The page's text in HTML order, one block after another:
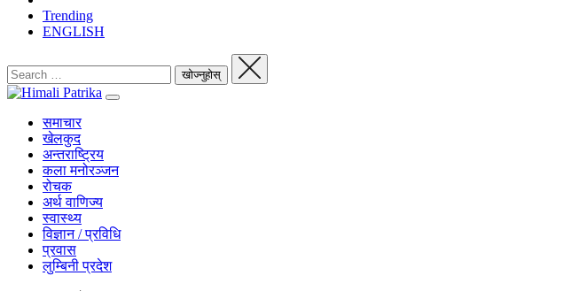
Trending
ENGLISH
समाचार
खेलकुद
अन्तराष्ट्रिय
कला मनोरञ्जन
रोचक
अर्थ वाणिज्य
स्वास्थ्य
विज्ञान / प्रविधि
प्रवास
लुम्बिनी प्रदेश